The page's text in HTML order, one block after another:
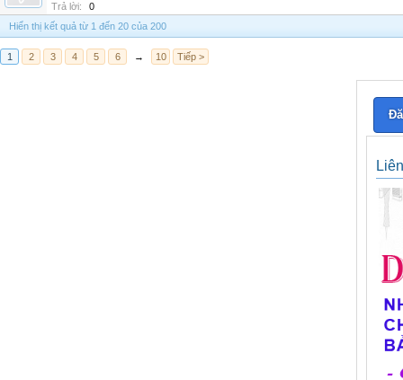
Trả lời:
0
Hiển thị kết quả từ 1 đến 20 của 200
1 2 3 4 5 6 → 10 Tiếp >